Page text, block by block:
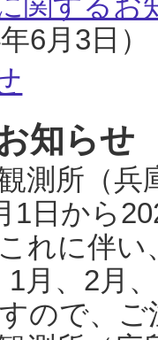
6月3日）
知らせ
測所（
1日から
れに伴い
1月、2月
ので、